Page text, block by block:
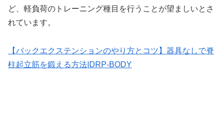
ど、軽負荷のトレーニング種目を行うことが望ましいとさ
れています。
【バックエクステンションのやり方とコツ】器具なしで脊
柱起立筋を鍛える方法|DRP-BODY